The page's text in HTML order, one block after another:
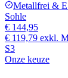
Metallfrei &
Sohle
€ 144,95
€ 119,79 exkl.
S3
Onze keuze